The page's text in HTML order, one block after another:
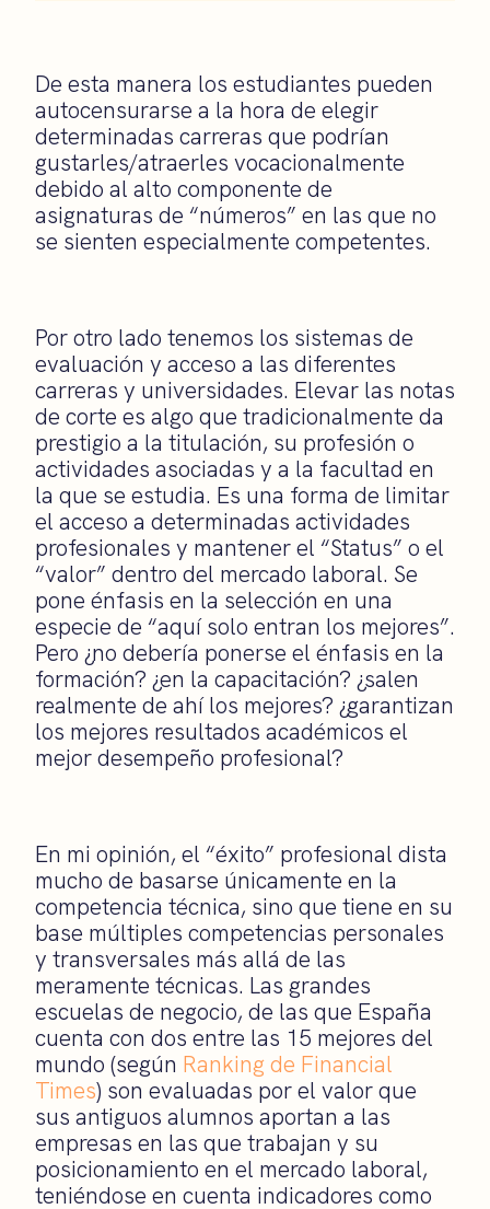
De esta manera los estudiantes pueden
autocensurarse a la hora de elegir
determinadas carreras que podrían
gustarles/atraerles vocacionalmente
debido al alto componente de
asignaturas de “números” en las que no
se sienten especialmente competentes.
Por otro lado tenemos los sistemas de
evaluación y acceso a las diferentes
carreras y universidades. Elevar las notas
de corte es algo que tradicionalmente da
prestigio a la titulación, su profesión o
actividades asociadas y a la facultad en
la que se estudia. Es una forma de limitar
el acceso a determinadas actividades
profesionales y mantener el “Status” o el
“valor” dentro del mercado laboral. Se
pone énfasis en la selección en una
especie de “aquí solo entran los mejores”.
Pero ¿no debería ponerse el énfasis en la
formación? ¿en la capacitación? ¿salen
realmente de ahí los mejores? ¿garantizan
los mejores resultados académicos el
mejor desempeño profesional?
En mi opinión, el “éxito” profesional dista
mucho de basarse únicamente en la
competencia técnica, sino que tiene en su
base múltiples competencias personales
y transversales más allá de las
meramente técnicas. Las grandes
escuelas de negocio, de las que España
cuenta con dos entre las 15 mejores del
mundo (según Ranking de Financial
Times) son evaluadas por el valor que
sus antiguos alumnos aportan a las
empresas en las que trabajan y su
posicionamiento en el mercado laboral,
teniéndose en cuenta indicadores como